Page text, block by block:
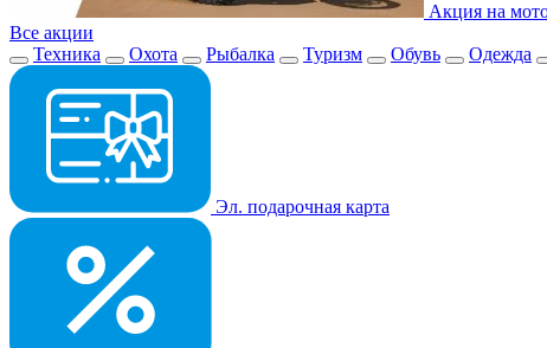
Акция на
Все акции
Техника
Охота Рыбалка Туризм Обувь Одежда
Эл. подарочная карта